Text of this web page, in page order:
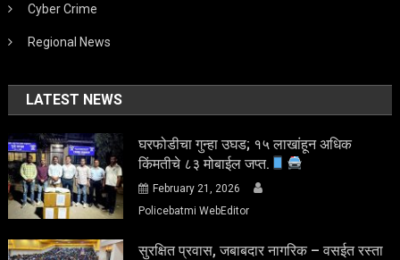
Cyber Crime
Regional News
LATEST NEWS
घरफोडीचा गुन्हा उघड; १५ लाखांहून अधिक
किंमतीचे ८३ मोबाईल जप्त.
February 21, 2026
Policebatmi WebEditor
सुरक्षित प्रवास, जबाबदार नागरिक – वसईत रस्ता